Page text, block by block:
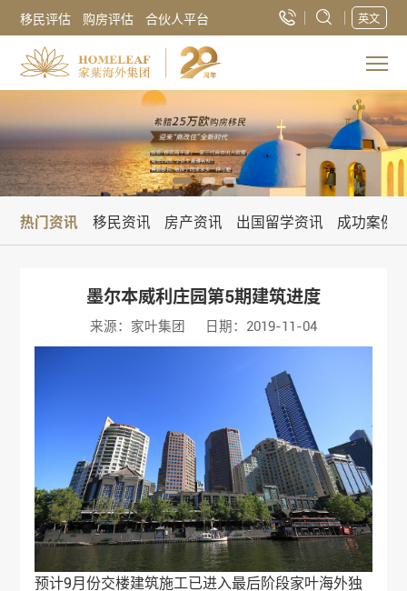
移民评估 购房评估 合伙人平台 英文
热门资讯 移民资讯 房产资讯 出国留学资讯 成功案例
墨尔本威利庄园第5期建筑进度
来源：家叶集团 日期：2019-11-04
预计9月份交楼建筑施工已进入最后阶段家叶海外独